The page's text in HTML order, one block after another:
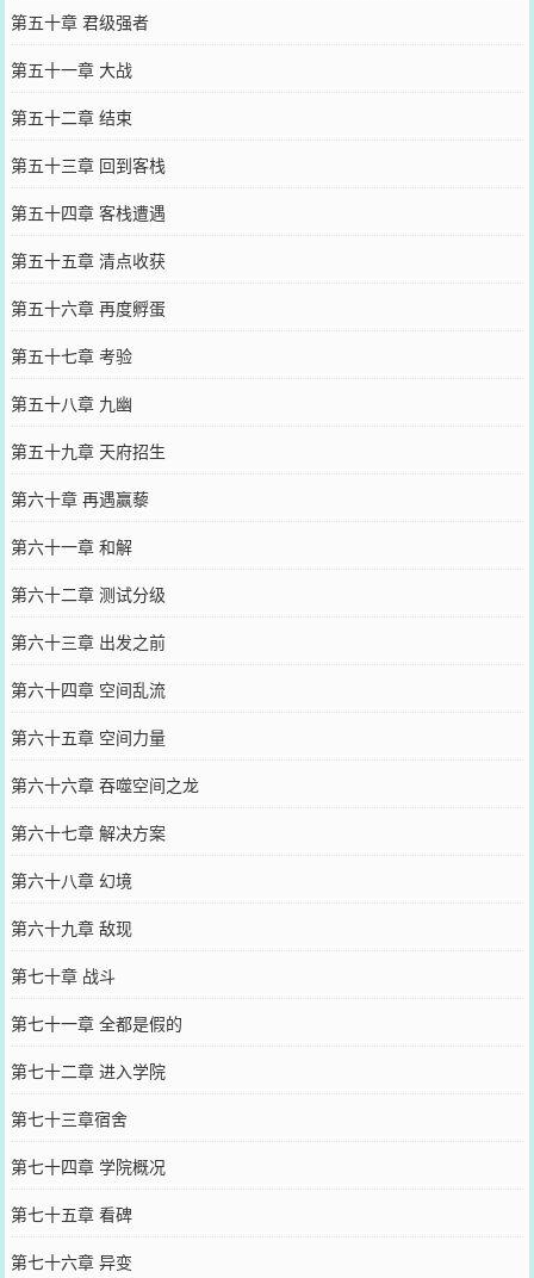
第五十章 君级强者
第五十一章 大战
第五十二章 结束
第五十三章 回到客栈
第五十四章 客栈遭遇
第五十五章 清点收获
第五十六章 再度孵蛋
第五十七章 考验
第五十八章 九幽
第五十九章 天府招生
第六十章 再遇赢藜
第六十一章 和解
第六十二章 测试分级
第六十三章 出发之前
第六十四章 空间乱流
第六十五章 空间力量
第六十六章 吞噬空间之龙
第六十七章 解决方案
第六十八章 幻境
第六十九章 敌现
第七十章 战斗
第七十一章 全都是假的
第七十二章 进入学院
第七十三章宿舍
第七十四章 学院概况
第七十五章 看碑
第七十六章 异变